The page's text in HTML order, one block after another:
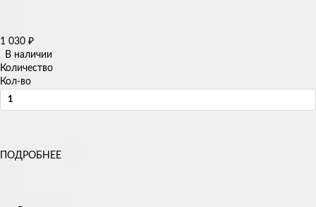
1 030 ₽
В наличии
Количество
Кол-во
ПОДРОБНЕЕ